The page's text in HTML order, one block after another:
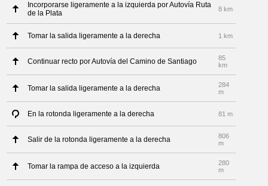
Incorporarse ligeramente a la izquierda por Autovía Ruta
de la Plata
8 km
Tomar la salida ligeramente a la derecha 1 km
Continuar recto por Autovía del Camino de Santiago
85
km
Tomar la salida ligeramente a la derecha
284
m
En la rotonda ligeramente a la derecha 81 m
Salir de la rotonda ligeramente a la derecha
806
m
Tomar la rampa de acceso a la izquierda
280
m